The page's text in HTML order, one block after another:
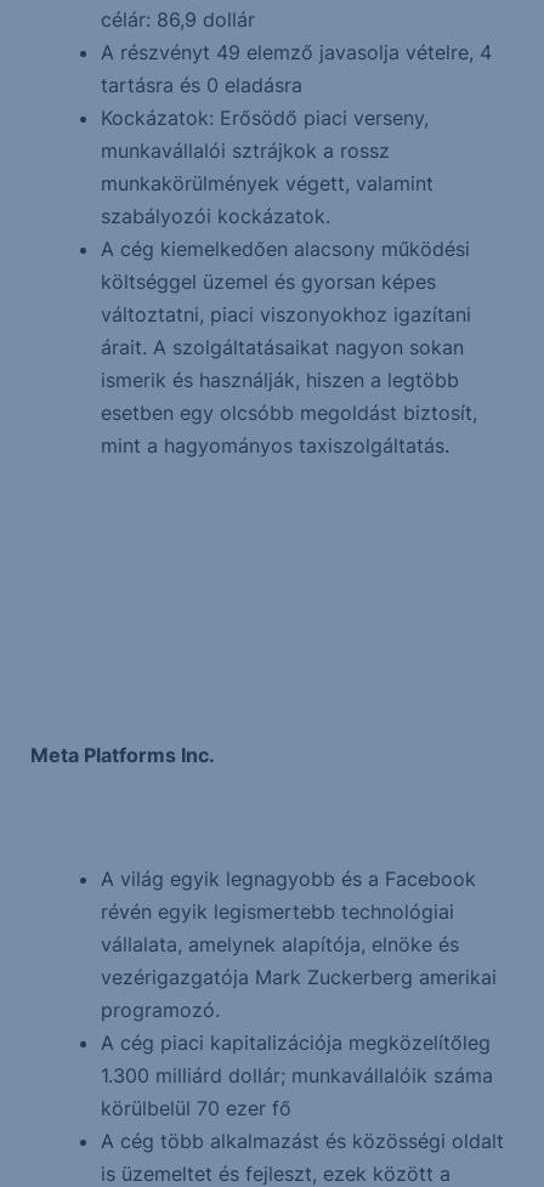
célár: 86,9 dollár
A részvényt 49 elemző javasolja vételre, 4
tartásra és 0 eladásra
Kockázatok: Erősödő piaci verseny,
munkavállalói sztrájkok a rossz
munkakörülmények végett, valamint
szabályozói kockázatok.
A cég kiemelkedően alacsony működési
költséggel üzemel és gyorsan képes
változtatni, piaci viszonyokhoz igazítani
árait. A szolgáltatásaikat nagyon sokan
ismerik és használják, hiszen a legtöbb
esetben egy olcsóbb megoldást biztosít,
mint a hagyományos taxiszolgáltatás.
Meta Platforms Inc.
A világ egyik legnagyobb és a Facebook
révén egyik legismertebb technológiai
vállalata, amelynek alapítója, elnöke és
vezérigazgatója Mark Zuckerberg amerikai
programozó.
A cég piaci kapitalizációja megközelítőleg
1.300 milliárd dollár; munkavállalóik száma
körülbelül 70 ezer fő
A cég több alkalmazást és közösségi oldalt
is üzemeltet és fejleszt, ezek között a